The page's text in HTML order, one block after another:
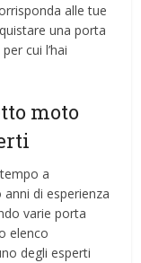
alle tue
una porta
cui l’hai
moto
a
di esperienza
varie porta
elenco
degli esperti